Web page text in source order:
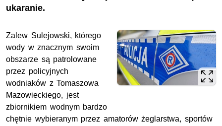
ukaranie.
Zalew Sulejowski, którego
wody w znacznym swoim
obszarze są patrolowane
przez policyjnych
wodniaków z Tomaszowa
Mazowieckiego, jest
zbiornikiem wodnym bardzo
chętnie wybieranym przez amatorów żeglarstwa, sportów